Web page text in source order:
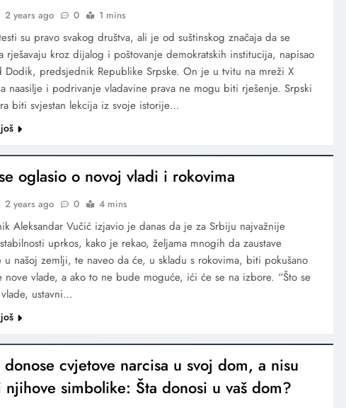
2 years ago 0 1 mins
su pravo svakog društva, ali je od suštinskog značaja da se
rješavaju kroz dijalog i poštovanje demokratskih institucija, napisao
Dodik, predsjednik Republike Srpske. On je u tvitu na mreži X
naasilje i podrivanje vladavine prava ne mogu biti rješenje. Srpski
biti svjestan lekcija iz svoje istorije…
oglasio o novoj vladi i rokovima
2 years ago 0 4 mins
Aleksandar Vučić izjavio je danas da je za Srbiju najvažnije
uprkos, kako je rekao, željama mnogih da zaustave
u našoj zemlji, te naveo da će, u skladu s rokovima, biti pokušano
nove vlade, a ako to ne bude moguće, ići će se na izbore. “Što se
ustavni…
cvjetove narcisa u svoj dom, a nisu
njihove simbolike: Šta donosi u vaš dom?